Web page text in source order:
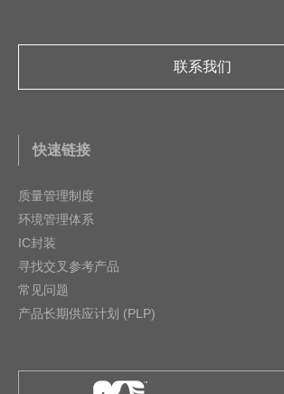
联系我们
快速链接
质量管理制度
环境管理体系
IC封装
寻找交叉参考产品
常见问题
产品长期供应计划 (PLP)